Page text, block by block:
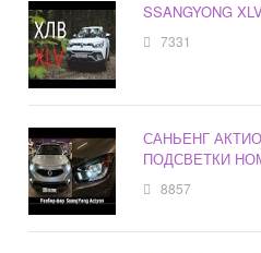
SSANGYONG
7331
САНЬЕНГ
ПОДСВЕТКИ
8857